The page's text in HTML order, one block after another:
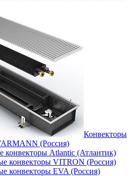
Конвекторы
(Россия)
конвекторы Atlantic (Атлантик)
конвекторы VITRON (Россия)
конвекторы EVA (Россия)